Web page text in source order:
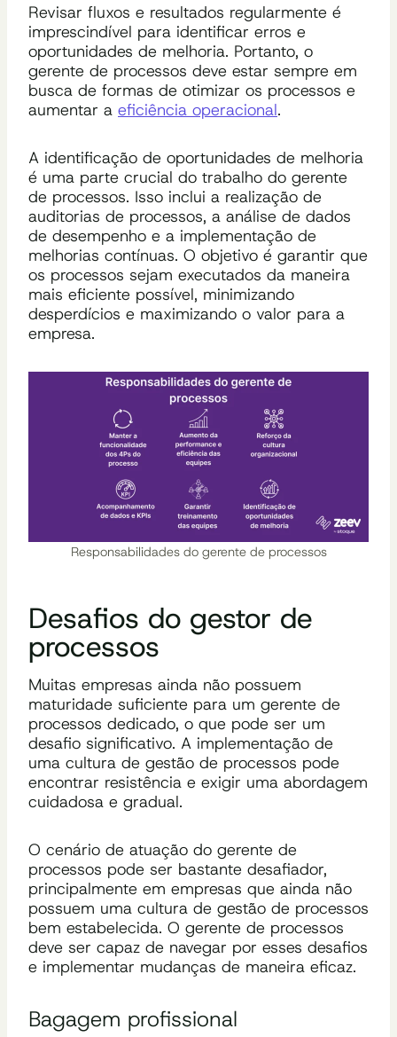
Revisar fluxos e resultados regularmente é
imprescindível para identificar erros e
oportunidades de melhoria. Portanto, o
gerente de processos deve estar sempre em
busca de formas de otimizar os processos e
aumentar a eficiência operacional.
A identificação de oportunidades de melhoria
é uma parte crucial do trabalho do gerente
de processos. Isso inclui a realização de
auditorias de processos, a análise de dados
de desempenho e a implementação de
melhorias contínuas. O objetivo é garantir que
os processos sejam executados da maneira
mais eficiente possível, minimizando
desperdícios e maximizando o valor para a
empresa.
Responsabilidades do gerente de processos
Desafios do gestor de
processos
Muitas empresas ainda não possuem
maturidade suficiente para um gerente de
processos dedicado, o que pode ser um
desafio significativo. A implementação de
uma cultura de gestão de processos pode
encontrar resistência e exigir uma abordagem
cuidadosa e gradual.
O cenário de atuação do gerente de
processos pode ser bastante desafiador,
principalmente em empresas que ainda não
possuem uma cultura de gestão de processos
bem estabelecida. O gerente de processos
deve ser capaz de navegar por esses desafios
e implementar mudanças de maneira eficaz.
Bagagem profissional